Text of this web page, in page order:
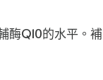
酶Q10的水平。補